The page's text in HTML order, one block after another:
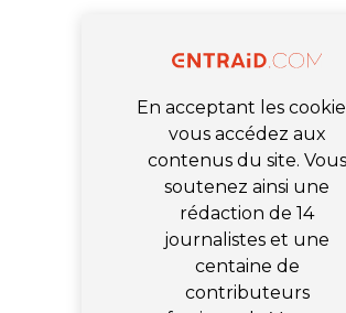
En acceptant les
vous accédez aux
contenus du site. Vous
soutenez ainsi une
rédaction de 14
journalistes et une
centaine de
contributeurs